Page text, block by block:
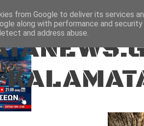
from Google to deliver its services
along with performance and
and address abuse.